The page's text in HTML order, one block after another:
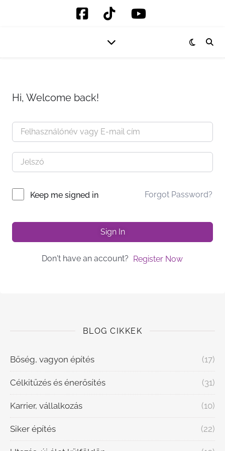
Hi, Welcome back!
Keep me signed in Forgot Password?
Sign In
Don't have an account? Register Now
BLOG CIKKEK
Bőség, vagyon építés (17)
Célkitűzés és énerősítés (31)
Karrier, vállalkozás (10)
Siker építés (22)